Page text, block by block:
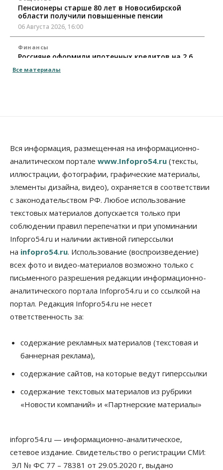
Пенсионеры старше 80 лет в Новосибирской
области получили повышенные пенсии
06 Августа 2026, 16:00
Финансы
Россияне оформили ипотечных кредитов на 2,6
06 Августа 2026, 15:53
Бизнес
Правительство России продлило разрешение на
выпуск бензина «Евро-3»
06 Августа 2026, 14:00
Общество
«За тех, у кого от 270 баллов,
настоящая борьба»: вузы настойчиво
обзванивают новосибирских высокобалльников
перед зачислением
06 Августа 2026, 13:00
Власть
Режим ЧС ввели в Омской области из-за засухи
06 Августа 2026, 12:15
Новосибирск готовится к визиту Владимира
Путина
Бизнес Недвижимость Общество
Росреестр назвал главные причины
06 Августа 2026, 12:00
Телекоммуникации
В 16 населённых пунктах Мошковского района
Бизнес Право&Порядок
Злоумышленники опять атакуют
новосибирские компании через электронную
Все материалы
Вся информация, размещенная на информационно-
аналитическом портале www.Infopro54.ru (тексты,
иллюстрации, фотографии, графические материалы,
элементы дизайна, видео), охраняется в соответствии
с законодательством РФ. Любое использование
текстовых материалов допускается только при
соблюдении правил перепечатки и при упоминании
Infopro54.ru и наличии активной гиперссылки
на infopro54.ru. Использование (воспроизведение)
всех фото и видео-материалов возможно только с
письменного разрешения редакции информационно-
аналитического портала Infopro54.ru и со ссылкой на
портал. Редакция Infopro54.ru не несет
ответственность за:
содержание рекламных материалов (текстовая и
баннерная реклама),
содержание сайтов, на которые ведут гиперссылки
содержание текстовых материалов из рубрики
«Новости компаний» и «Партнерские материалы»
infopro54.ru — информационно-аналитическое,
сетевое издание. Свидетельство о регистрации СМИ:
ЭЛ № ФС 77 – 78381 от 29.05.2020 г, выдано